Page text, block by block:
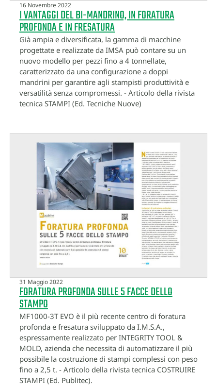
16 Novembre 2022
I VANTAGGI DEL BI-MANDRINO, IN FORATURA
PROFONDA E IN FRESATURA
Già ampia e diversificata, la gamma di macchine
progettate e realizzate da IMSA può contare su un
nuovo modello per pezzi fino a 4 tonnellate,
caratterizzato da una configurazione a doppi
mandrini per garantire agli stampisti produttività e
versatilità senza compromessi. - Articolo della rivista
tecnica STAMPI (Ed. Tecniche Nuove)
31 Maggio 2022
FORATURA PROFONDA SULLE 5 FACCE DELLO
STAMPO
MF1000-3T EVO è il più recente centro di foratura
profonda e fresatura sviluppato da I.M.S.A.,
espressamente realizzato per INTEGRITY TOOL &
MOLD, azienda che necessita di automatizzare il più
possibile la costruzione di stampi complessi con peso
fino a 2,5 t. - Articolo della rivista tecnica COSTRUIRE
STAMPI (Ed. Publitec).